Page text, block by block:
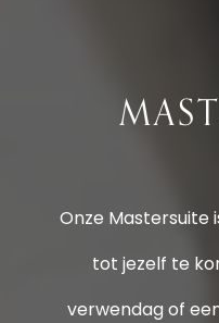
Onze
tot jezelf te
verwendag of